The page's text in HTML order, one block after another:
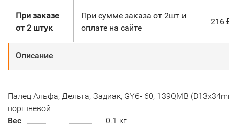
При заказе
от 2 штук
При сумме заказа от 2шт и
оплате на сайте
216
Описание
Палец Альфа, Дельта, Задиак, GY6- 60, 139QMB
поршневой
Вес
0.1 кг